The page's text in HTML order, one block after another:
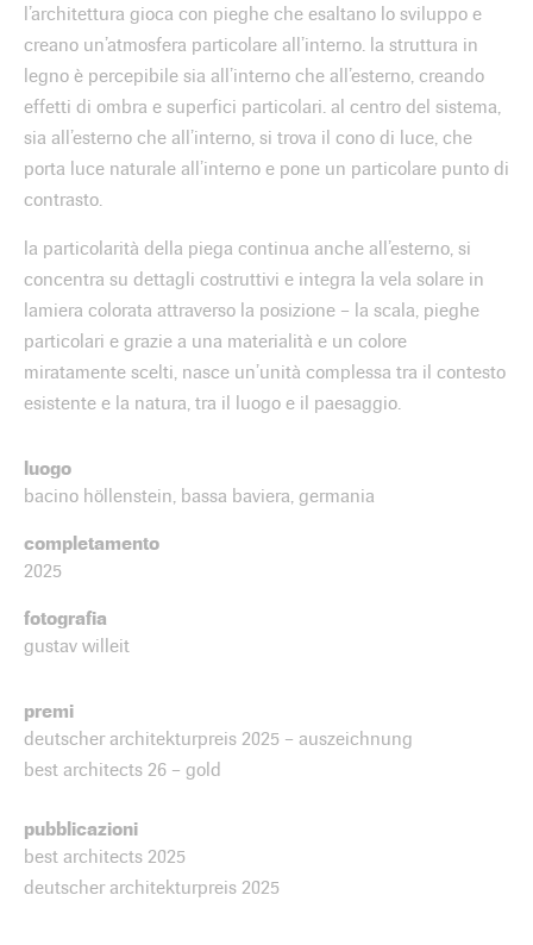
l’architettura gioca con pieghe che esaltano lo sviluppo e
creano un’atmosfera particolare all’interno. la struttura in
legno è percepibile sia all’interno che all’esterno, creando
effetti di ombra e superfici particolari. al centro del sistema,
sia all’esterno che all’interno, si trova il cono di luce, che
porta luce naturale all’interno e pone un particolare punto di
contrasto.
la particolarità della piega continua anche all’esterno, si
concentra su dettagli costruttivi e integra la vela solare in
lamiera colorata attraverso la posizione – la scala, pieghe
particolari e grazie a una materialità e un colore
miratamente scelti, nasce un’unità complessa tra il contesto
esistente e la natura, tra il luogo e il paesaggio.
luogo
bacino höllenstein, bassa baviera, germania
completamento
2025
fotografia
gustav willeit
premi
deutscher architekturpreis 2025 – auszeichnung
best architects 26 – gold
pubblicazioni
best architects 2025
deutscher architekturpreis 2025